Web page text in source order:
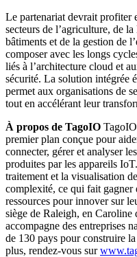
Le partenariat devrait profiter
secteurs de l’agriculture, de
bâtiments et de la gestion de
composer avec les longs
liés à l’architecture cloud et
sécurité. La solution intégrée
permet aux organisations de
tout en accélérant leur
À propos de TagoIO
premier plan conçue pour
connecter, gérer et analyser
produites par les appareils
traitement et la visualisation
complexité, ce qui fait gagner
ressources pour innover sur
siège de Raleigh, en
accompagne des entreprises
de 130 pays pour construire
plus, rendez-vous sur